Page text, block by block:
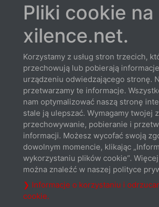
XN176 | XP1050MR9.2
1050W | 80+ Gold | full modular |
PCIe Gen 5.0
XN178 | XP1250MR9.2
1250W | 80+ Gold | full-modular |
Pliki cookie na
xilence.net.
Korzystamy z usług stron trzecich,
przechowują lub pobierają
urządzeniu odwiedzającego stronę.
przetwarzamy te informacje.
nam optymalizować naszą stronę
stale ją ulepszać. Wymagamy twojej
przechowywanie, pobieranie i
informacji. Możesz wycofać swoją
dowolnym momencie, klikając
wykorzystaniu plików cookie”.
można znaleźć w naszej polityce
❯ Informacje o korzystaniu i
cookie.